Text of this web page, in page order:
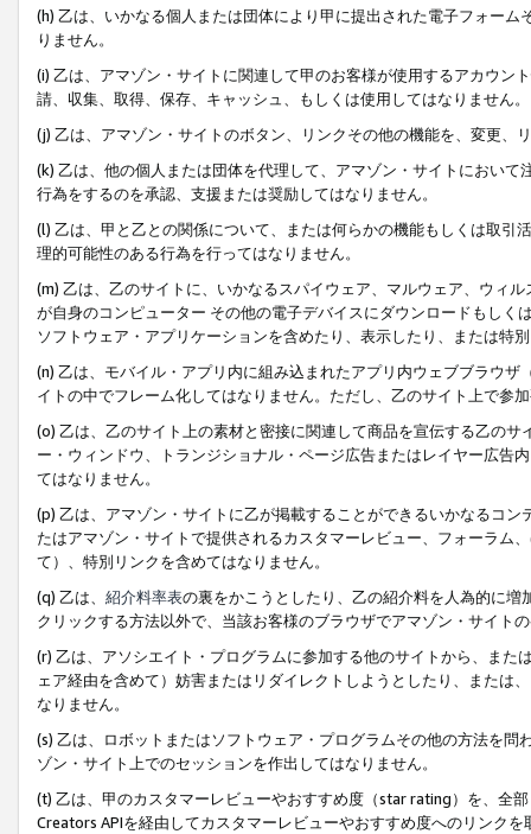
(h) 乙は、いかなる個人または団体により甲に提出された電子フォー
りません。
(i) 乙は、アマゾン・サイトに関連して甲のお客様が使用するアカウン
請、収集、取得、保存、キャッシュ、もしくは使用してはなりません。
(j) 乙は、アマゾン・サイトのボタン、リンクその他の機能を、変更、
(k) 乙は、他の個人または団体を代理して、アマゾン・サイトにおい
行為をするのを承認、支援または奨励してはなりません。
(l) 乙は、甲と乙との関係について、または何らかの機能もしくは取
理的可能性のある行為を行ってはなりません。
(m) 乙は、乙のサイトに、いかなるスパイウェア、マルウェア、ウィ
が自身のコンピューター その他の電子デバイスにダウンロードもし
ソフトウェア・アプリケーションを含めたり、表示したり、または特
(n) 乙は、モバイル・アプリ内に組み込まれたアプリ内ウェブブラウ
イトの中でフレーム化してはなりません。ただし、乙のサイト上で参
(o) 乙は、乙のサイト上の素材と密接に関連して商品を宣伝する乙の
ー・ウィンドウ、トランジショナル・ページ広告またはレイヤー広告
てはなりません。
(p) 乙は、アマゾン・サイトに乙が掲載することができるいかなるコ
たはアマゾン・サイトで提供されるカスタマーレビュー、フォーラム
て）、特別リンクを含めてはなりません。
(q) 乙は、 紹介料率表の裏をかこうとしたり、乙の紹介料を人為的に
クリックする方法以外で、当該お客様のブラウザでアマゾン・サイト
(r) 乙は、アソシエイト・プログラムに参加する他のサイトから、ま
ェア経由を含めて）妨害またはリダイレクトしようとしたり、または
なりません。
(s) 乙は、ロボットまたはソフトウェア・プログラムその他の方法を
ゾン・サイト上でのセッションを作出してはなりません。
(t) 乙は、甲のカスタマーレビューやおすすめ度（star rating）を、全
Creators APIを経由してカスタマーレビューやおすすめ度へのリンクを